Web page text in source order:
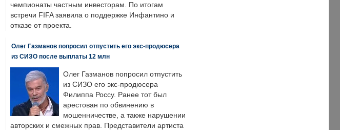
чемпионаты частным инвесторам. По итогам
встречи FIFA заявила о поддержке Инфантино и
отказе от проекта.
Олег Газманов попросил отпустить его экс-продюсера
из СИЗО после выплаты 12 млн
Олег Газманов попросил отпустить
из СИЗО его экс-продюсера
Филиппа Россу. Ранее тот был
арестован по обвинению в
мошенничестве, а также нарушении
авторских и смежных прав. Представители артиста